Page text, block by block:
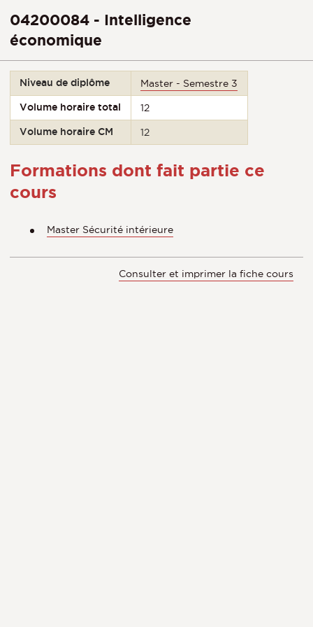
04200084 - Intelligence
économique
Niveau de diplôme Master - Semestre 3
Volume horaire total 12
Volume horaire CM 12
Formations dont fait partie ce
cours
Master Sécurité intérieure
Consulter et imprimer la fiche cours